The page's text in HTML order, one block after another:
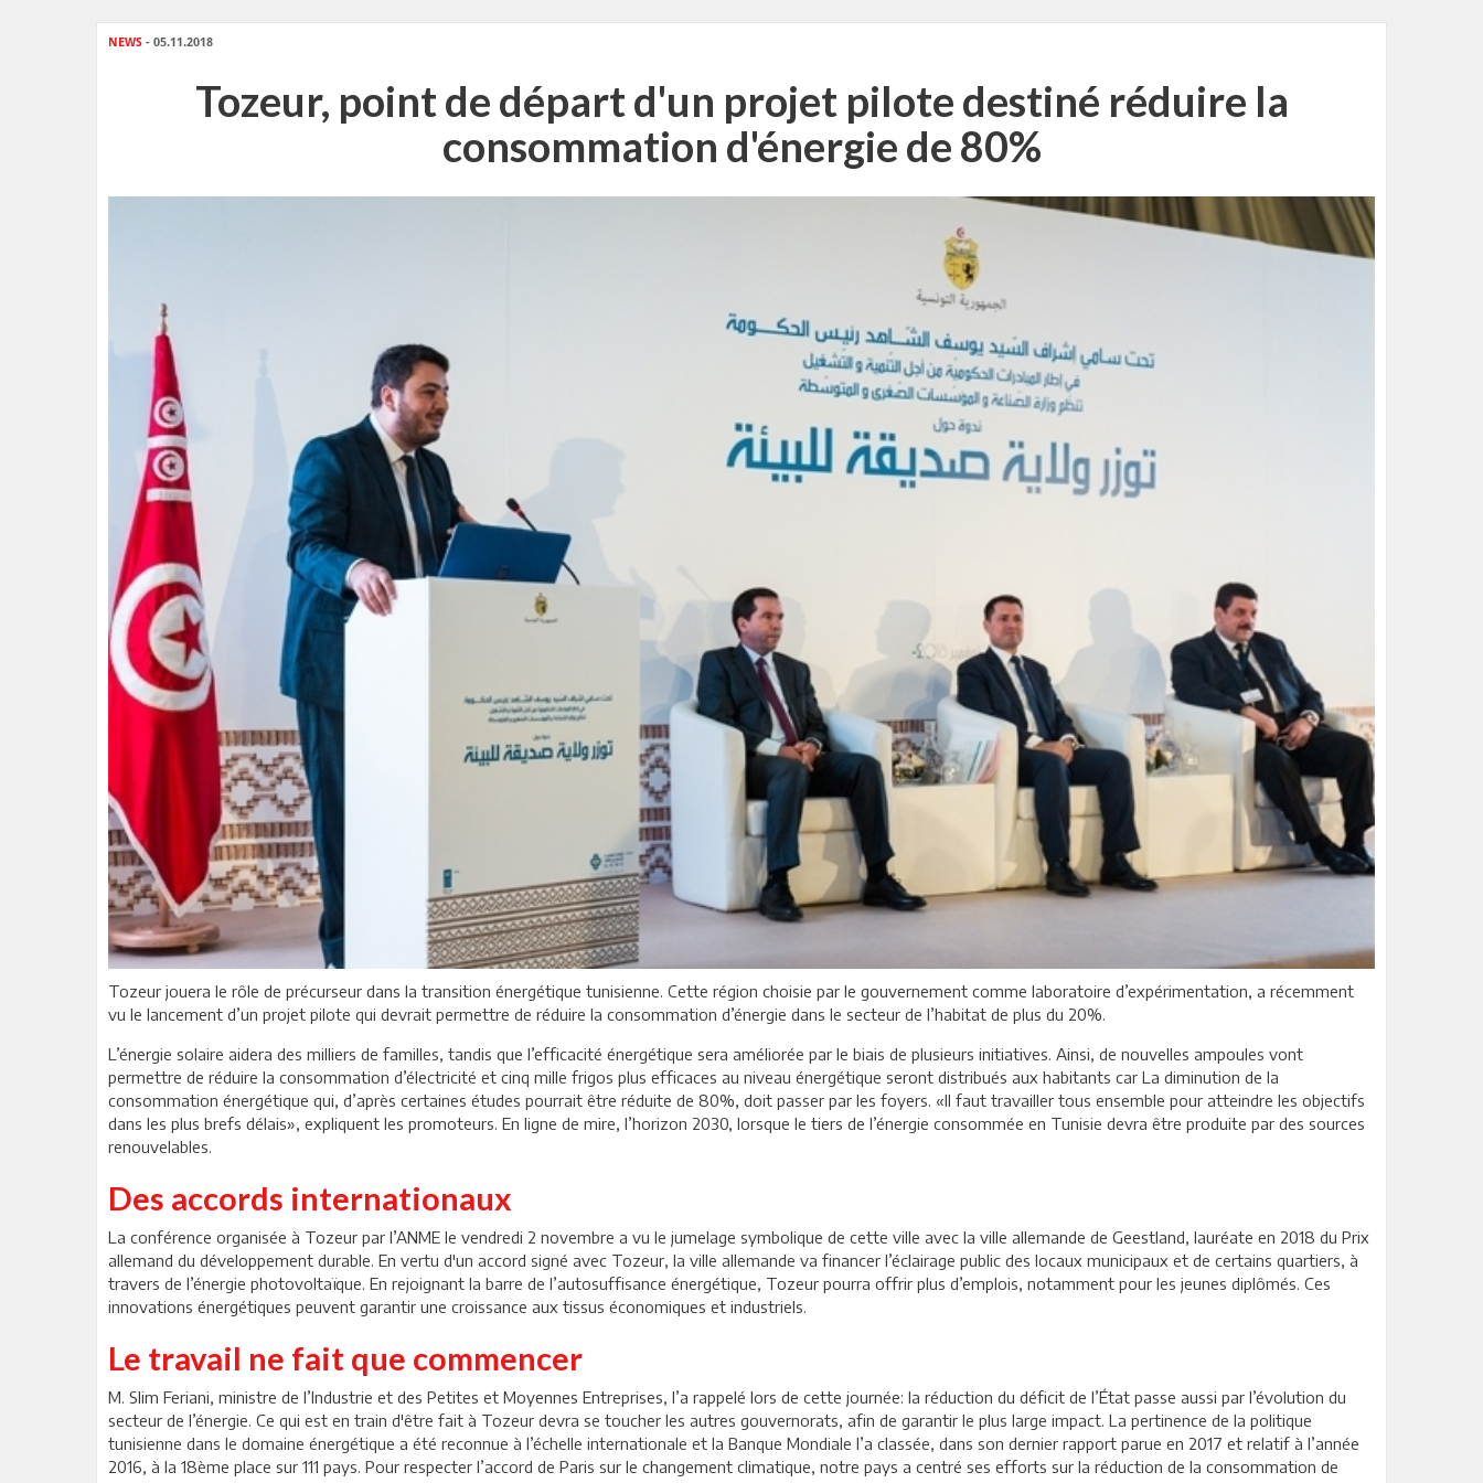
NEWS - 05.11.2018
Tozeur, point de départ d'un projet pilote destiné réduire la
consommation d'énergie de 80%
Tozeur jouera le rôle de précurseur dans la transition énergétique tunisienne. Cette région choisie par le gouvernement comme laboratoire d’expérimentation, a récemment
vu le lancement d’un projet pilote qui devrait permettre de réduire la consommation d’énergie dans le secteur de l’habitat de plus du 20%.
L’énergie solaire aidera des milliers de familles, tandis que l’efficacité énergétique sera améliorée par le biais de plusieurs initiatives. Ainsi, de nouvelles ampoules vont
permettre de réduire la consommation d’électricité et cinq mille frigos plus efficaces au niveau énergétique seront distribués aux habitants car La diminution de la
consommation énergétique qui, d’après certaines études pourrait être réduite de 80%, doit passer par les foyers. «Il faut travailler tous ensemble pour atteindre les objectifs
dans les plus brefs délais», expliquent les promoteurs. En ligne de mire, l’horizon 2030, lorsque le tiers de l’énergie consommée en Tunisie devra être produite par des sources
renouvelables.
Des accords internationaux
La conférence organisée à Tozeur par l’ANME le vendredi 2 novembre a vu le jumelage symbolique de cette ville avec la ville allemande de Geestland, lauréate en 2018 du Prix
allemand du développement durable. En vertu d'un accord signé avec Tozeur, la ville allemande va financer l’éclairage public des locaux municipaux et de certains quartiers, à
travers de l’énergie photovoltaïque. En rejoignant la barre de l’autosuffisance énergétique, Tozeur pourra offrir plus d’emplois, notamment pour les jeunes diplômés. Ces
innovations énergétiques peuvent garantir une croissance aux tissus économiques et industriels.
Le travail ne fait que commencer
M. Slim Feriani, ministre de l’Industrie et des Petites et Moyennes Entreprises, l’a rappelé lors de cette journée: la réduction du déficit de l’État passe aussi par l’évolution du
secteur de l’énergie. Ce qui est en train d'être fait à Tozeur devra se toucher les autres gouvernorats, afin de garantir le plus large impact. La pertinence de la politique
tunisienne dans le domaine énergétique a été reconnue à l’échelle internationale et la Banque Mondiale l’a classée, dans son dernier rapport parue en 2017 et relatif à l’année
2016, à la 18ème place sur 111 pays. Pour respecter l’accord de Paris sur le changement climatique, notre pays a centré ses efforts sur la réduction de la consommation de